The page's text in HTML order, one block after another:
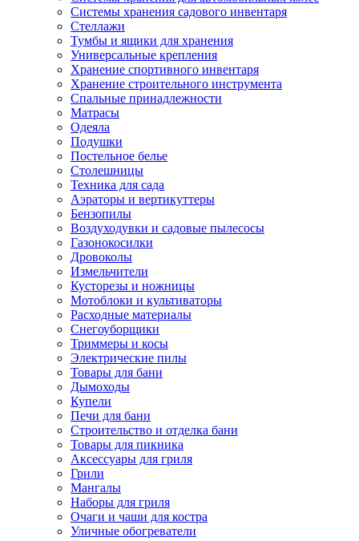
Системы хранения садового инвентаря
Стеллажи
Тумбы и ящики для хранения
Универсальные крепления
Хранение спортивного инвентаря
Хранение строительного инструмента
Спальные принадлежности
Матрасы
Одеяла
Подушки
Постельное белье
Столешницы
Техника для сада
Аэраторы и вертикуттеры
Бензопилы
Воздуходувки и садовые пылесосы
Газонокосилки
Дровоколы
Измельчители
Кусторезы и ножницы
Мотоблоки и культиваторы
Расходные материалы
Снегоуборщики
Триммеры и косы
Электрические пилы
Товары для бани
Дымоходы
Купели
Печи для бани
Строительство и отделка бани
Товары для пикника
Аксессуары для гриля
Грили
Мангалы
Наборы для гриля
Очаги и чаши для костра
Уличные обогреватели